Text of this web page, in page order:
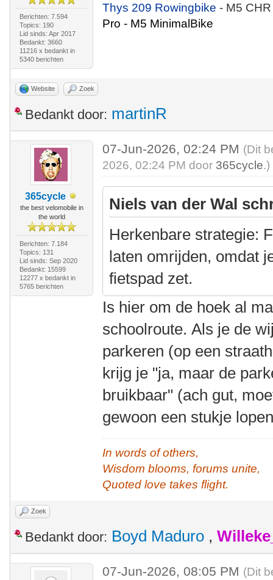
Berichten: 7.594
Topics: 190
Lid sinds: Apr 2017
Bedankt: 3660
11216 x bedankt in
5340 berichten
Thys 209 Rowingbike- M5
Pro - M5 MinimalBike
Website Zoek
Bedankt door: martinR
365cycle
the best velomobile in
the world
Berichten: 7.184
Topics: 131
Lid sinds: Sep 2020
Bedankt: 15599
12277 x bedankt in
5765 berichten
07-Jun-2026, 02:24 PM (Dit
2026, 02:24 PM door 365cycle.)
Niels van der Wal
Herkenbare strategie:
laten omrijden, omdat
fietspad zet.
Is hier om de hoek al
schoolroute. Als je de
parkeren (op een
krijg je "ja, maar de
bruikbaar" (ach gut,
gewoon een stukje
In words of others,
Wisdom blooms, forums unite,
Quoted love takes flight.
Zoek
Bedankt door: Boyd Maduro ,
07-Jun-2026, 08:05 PM (Dit